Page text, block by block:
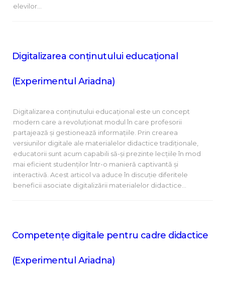
elevilor…
Digitalizarea conținutului educațional
(Experimentul Ariadna)
Digitalizarea conținutului educațional este un concept
modern care a revoluționat modul în care profesorii
partajează și gestionează informațiile. Prin crearea
versiunilor digitale ale materialelor didactice tradiționale,
educatorii sunt acum capabili să-și prezinte lecțiile în mod
mai eficient studenților într-o manieră captivantă și
interactivă. Acest articol va aduce în discuție diferitele
beneficii asociate digitalizării materialelor didactice…
Competențe digitale pentru cadre didactice
(Experimentul Ariadna)